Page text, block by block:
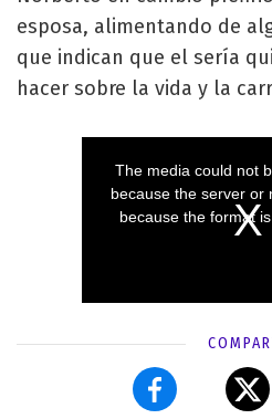
esposa, alimentando de
que indican que el sería
hacer sobre la vida y la